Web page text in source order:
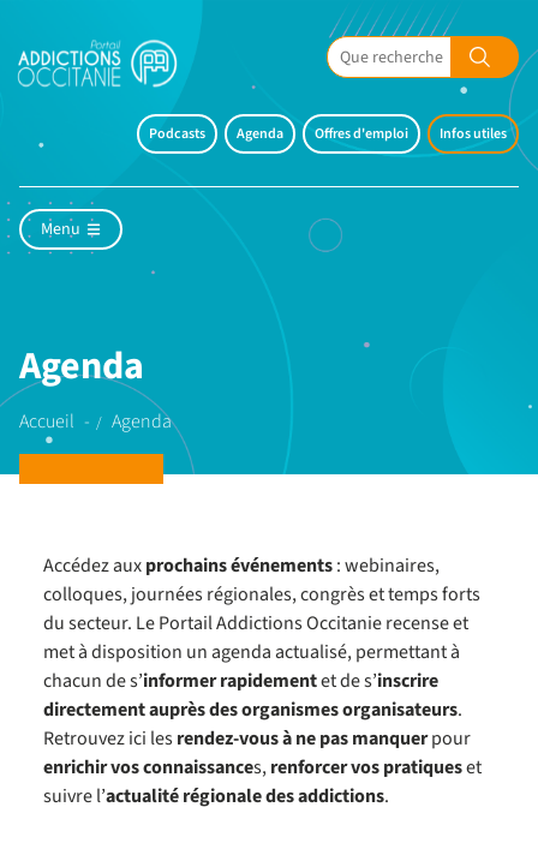
Podcasts Agenda Offres d'emploi Infos utiles
Menu
Agenda
Accueil Agenda
Accédez auxprochains événements: webinaires,
colloques, journées régionales, congrès et temps forts
du secteur. Le Portail Addictions Occitanie recense et
met à disposition un agenda actualisé, permettant à
chacun de s’informer rapidementet de s’inscrire
directement auprès des organismes organisateurs.
Retrouvez ici lesrendez-vous à ne pas manquerpour
enrichir vos connaissances,renforcer vos pratiqueset
suivre l’actualité régionale des addictions.